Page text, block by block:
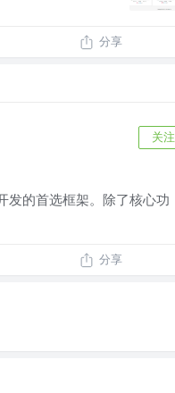
分享
关注
发的首选框架。除了核心功
分享